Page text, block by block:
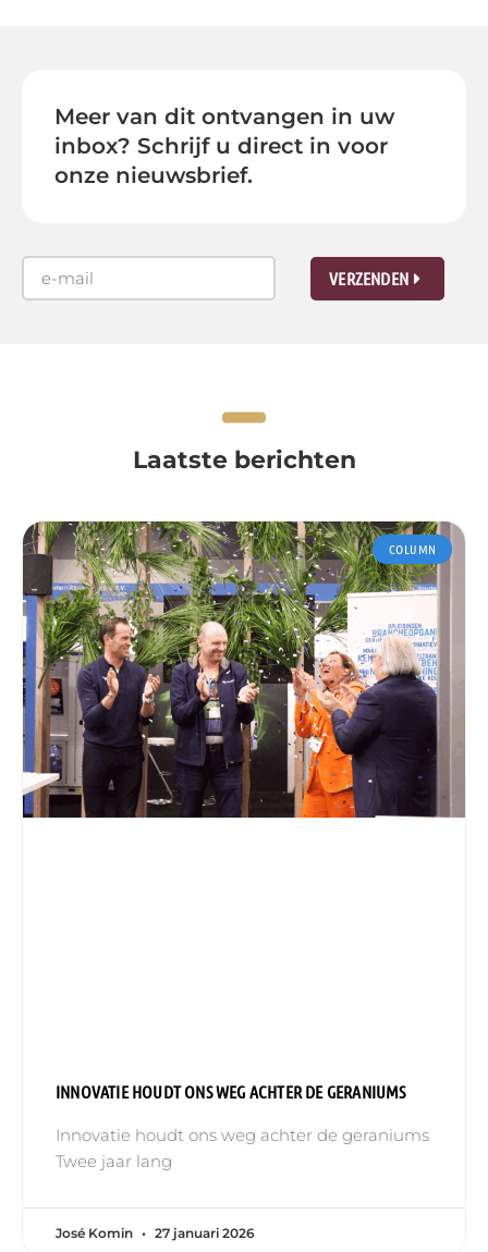
Meer van dit ontvangen in uw
inbox? Schrijf u direct in voor
onze nieuwsbrief.
VERZENDEN
Laatste berichten
COLUMN
INNOVATIE HOUDT ONS WEG ACHTER DE GERANIUMS
Innovatie houdt ons weg achter de geraniums
Twee jaar lang
José Komin 27 januari 2026